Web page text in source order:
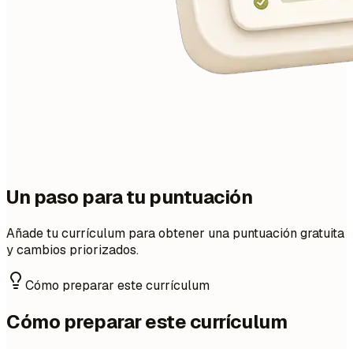
Un paso para tu puntuación
Añade tu currículum para obtener una puntuación gratuita
y cambios priorizados.
Cómo preparar este currículum
Cómo preparar este currículum